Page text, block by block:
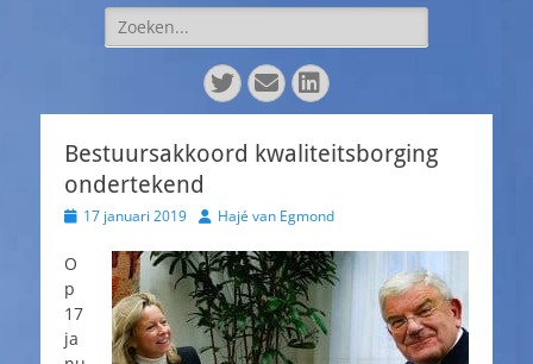
Zoeken
naar:
Twitter
E-
mail
LinkedIn
Bestuursakkoord kwaliteitsborging
ondertekend
Geplaatst
17 januari 2019 AuteurHajé van Egmond
O
p
17
ja